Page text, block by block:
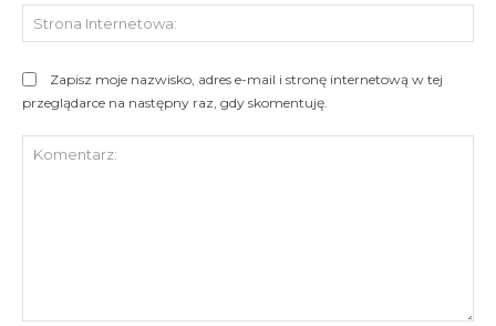
Zapisz moje nazwisko, adres e-mail i stronę internetową w tej
przeglądarce na następny raz, gdy skomentuję.